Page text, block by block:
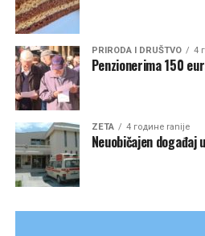
PRIRODA I DRUŠTVO 4
Penzionerima 150
ZETA 4 године ranije
Neuobičajen događaj